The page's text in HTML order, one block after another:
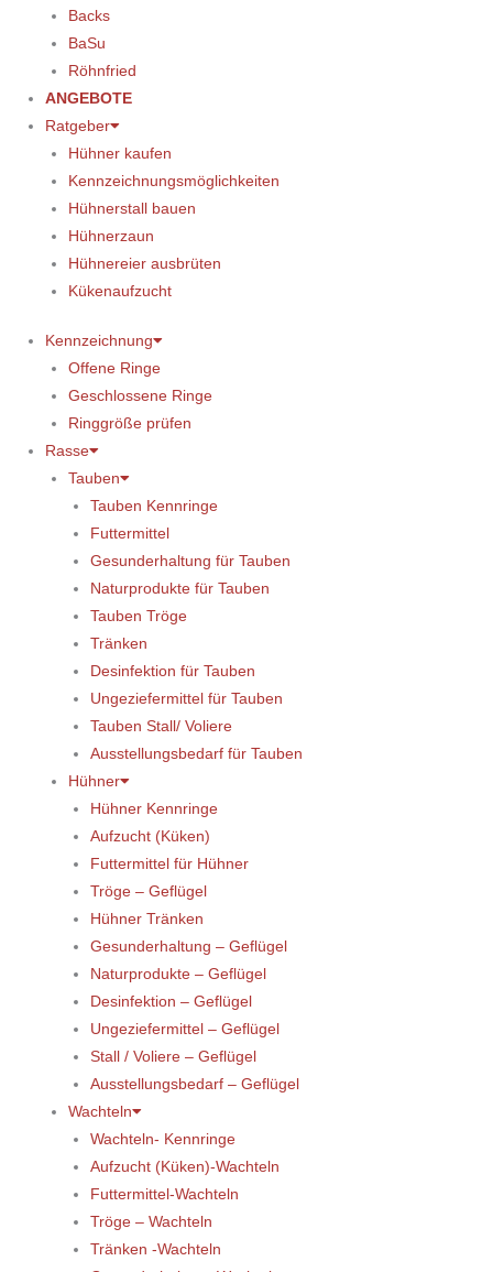
Backs
BaSu
Röhnfried
ANGEBOTE
Ratgeber
Hühner kaufen
Kennzeichnungsmöglichkeiten
Hühnerstall bauen
Hühnerzaun
Hühnereier ausbrüten
Kükenaufzucht
Kennzeichnung
Offene Ringe
Geschlossene Ringe
Ringgröße prüfen
Rasse
Tauben
Tauben Kennringe
Futtermittel
Gesunderhaltung für Tauben
Naturprodukte für Tauben
Tauben Tröge
Tränken
Desinfektion für Tauben
Ungeziefermittel für Tauben
Tauben Stall/ Voliere
Ausstellungsbedarf für Tauben
Hühner
Hühner Kennringe
Aufzucht (Küken)
Futtermittel für Hühner
Tröge – Geflügel
Hühner Tränken
Gesunderhaltung – Geflügel
Naturprodukte – Geflügel
Desinfektion – Geflügel
Ungeziefermittel – Geflügel
Stall / Voliere – Geflügel
Ausstellungsbedarf – Geflügel
Wachteln
Wachteln- Kennringe
Aufzucht (Küken)-Wachteln
Futtermittel-Wachteln
Tröge – Wachteln
Tränken -Wachteln